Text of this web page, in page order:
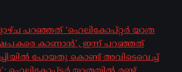
പറഞ്ഞത് ‘ഹെലികോപ്റ്റർ യാത്ര
കാണാൻ’, ഇന്ന് പറഞ്ഞത്
പോയതു കൊണ്ട് അവിടെവെച്ച്